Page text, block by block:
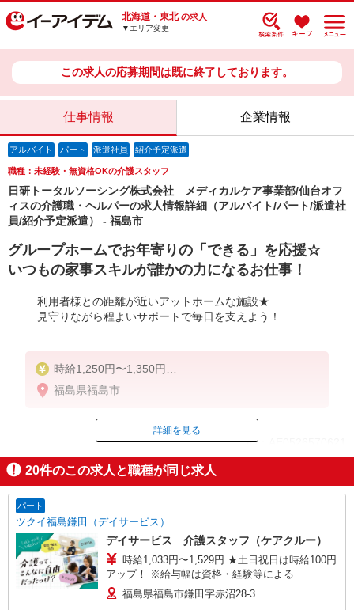
北海道・東北 の求人
▼エリア変更
この求人の応募期間は既に終了しております。
仕事情報 企業情報
アルバイト パート 派遣社員 紹介予定派遣
職種：未経験・無資格OKの介護スタッフ
日研トータルソーシング株式会社 メディカルケア事業部/仙台オフ
ィスの介護職・ヘルパーの求人情報詳細（アルバイト/パート/派遣社
員/紹介予定派遣） - 福島市
グループホームでお年寄りの「できる」を応援☆
いつもの家事スキルが誰かの力になるお仕事！
利用者様との距離が近いアットホームな施設★
見守りながら程よいサポートで毎日を支えよう！
時給1,250円〜1,350円
★週払いOK（規定あり）
福島県福島市
ID：AE0526570621
掲載期間終了
詳細を見る
20件のこの求人と職種が同じ求人
パート
ツクイ福島鎌田（デイサービス）
デイサービス 介護スタッフ（ケアクルー）
時給1,033円〜1,529円 ★土日祝日は時給100円
アップ！ ※給与幅は資格・経験等による
福島県福島市鎌田字赤沼28-3